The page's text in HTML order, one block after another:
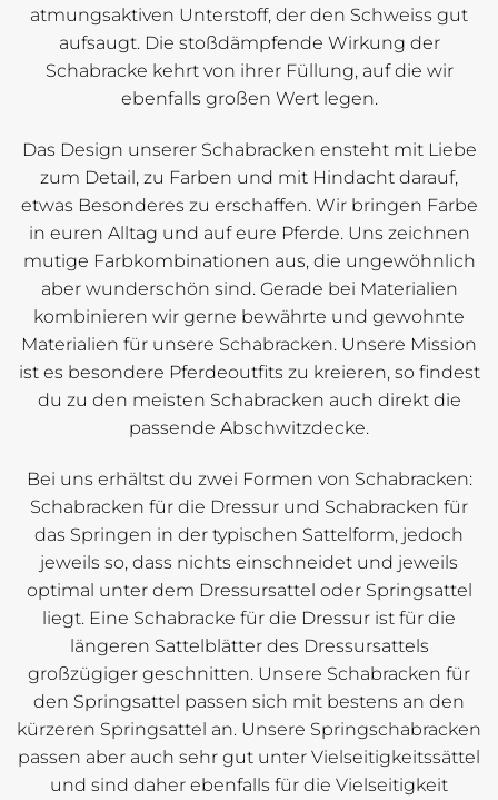
atmungsaktiven Unterstoff, der den Schweiss gut
aufsaugt. Die stoßdämpfende Wirkung der
Schabracke kehrt von ihrer Füllung, auf die wir
ebenfalls großen Wert legen.
Das Design unserer Schabracken ensteht mit Liebe
zum Detail, zu Farben und mit Hindacht darauf,
etwas Besonderes zu erschaffen. Wir bringen Farbe
in euren Alltag und auf eure Pferde. Uns zeichnen
mutige Farbkombinationen aus, die ungewöhnlich
aber wunderschön sind. Gerade bei Materialien
kombinieren wir gerne bewährte und gewohnte
Materialien für unsere Schabracken. Unsere Mission
ist es besondere Pferdeoutfits zu kreieren, so findest
du zu den meisten Schabracken auch direkt die
passende Abschwitzdecke.
Bei uns erhältst du zwei Formen von Schabracken:
Schabracken für die Dressur und Schabracken für
das Springen in der typischen Sattelform, jedoch
jeweils so, dass nichts einschneidet und jeweils
optimal unter dem Dressursattel oder Springsattel
liegt. Eine Schabracke für die Dressur ist für die
längeren Sattelblätter des Dressursattels
großzügiger geschnitten. Unsere Schabracken für
den Springsattel passen sich mit bestens an den
kürzeren Springsattel an. Unsere Springschabracken
passen aber auch sehr gut unter Vielseitigkeitssättel
und sind daher ebenfalls für die Vielseitigkeit